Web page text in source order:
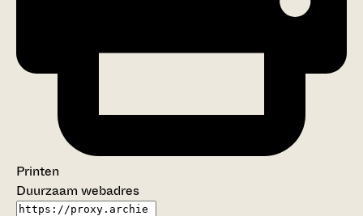
Printen
Duurzaam webadres